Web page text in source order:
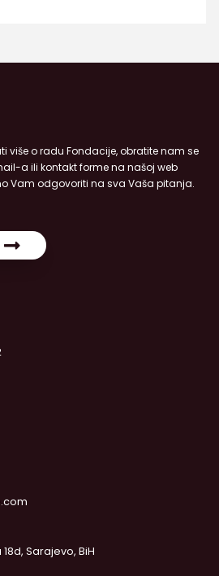
više o radu Fondacije, obratite nam se
a ili kontakt forme na našoj web
Vam odgovoriti na sva Vaša pitanja.
Sarajevo, BiH